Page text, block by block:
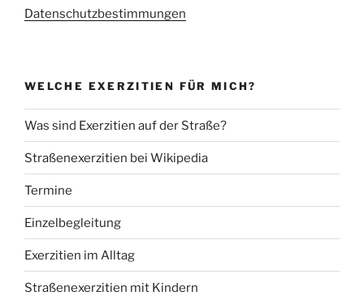
Datenschutzbestimmungen
WELCHE EXERZITIEN FÜR MICH?
Was sind Exerzitien auf der Straße?
Straßenexerzitien bei Wikipedia
Termine
Einzelbegleitung
Exerzitien im Alltag
Straßenexerzitien mit Kindern